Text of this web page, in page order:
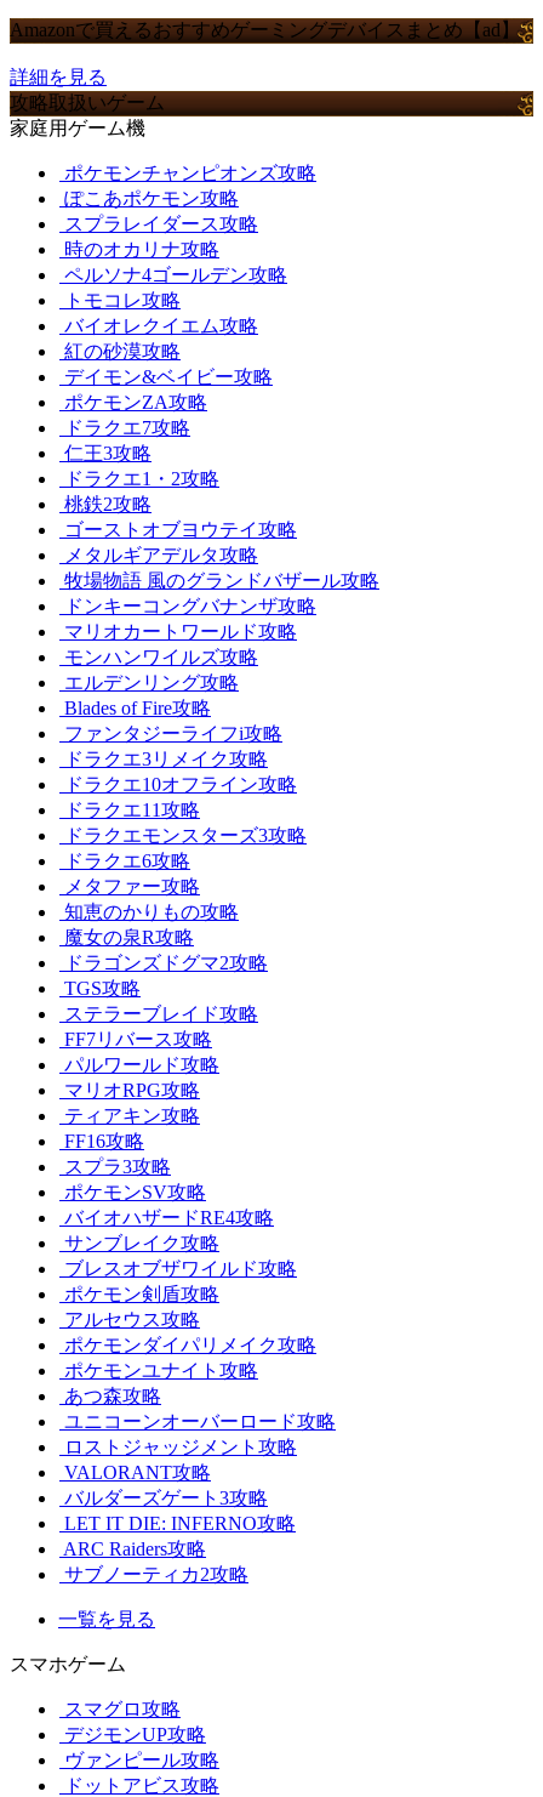
Amazonで買えるおすすめゲーミングデバイスまとめ【ad】
詳細を見る
攻略取扱いゲーム
家庭用ゲーム機
ポケモンチャンピオンズ攻略
ぽこあポケモン攻略
スプラレイダース攻略
時のオカリナ攻略
ペルソナ4ゴールデン攻略
トモコレ攻略
バイオレクイエム攻略
紅の砂漠攻略
デイモン&ベイビー攻略
ポケモンZA攻略
ドラクエ7攻略
仁王3攻略
ドラクエ1・2攻略
桃鉄2攻略
ゴーストオブヨウテイ攻略
メタルギアデルタ攻略
牧場物語 風のグランドバザール攻略
ドンキーコングバナンザ攻略
マリオカートワールド攻略
モンハンワイルズ攻略
エルデンリング攻略
Blades of Fire攻略
ファンタジーライフi攻略
ドラクエ3リメイク攻略
ドラクエ10オフライン攻略
ドラクエ11攻略
ドラクエモンスターズ3攻略
ドラクエ6攻略
メタファー攻略
知恵のかりもの攻略
魔女の泉R攻略
ドラゴンズドグマ2攻略
TGS攻略
ステラーブレイド攻略
FF7リバース攻略
パルワールド攻略
マリオRPG攻略
ティアキン攻略
FF16攻略
スプラ3攻略
ポケモンSV攻略
バイオハザードRE4攻略
サンブレイク攻略
ブレスオブザワイルド攻略
ポケモン剣盾攻略
アルセウス攻略
ポケモンダイパリメイク攻略
ポケモンユナイト攻略
あつ森攻略
ユニコーンオーバーロード攻略
ロストジャッジメント攻略
VALORANT攻略
バルダーズゲート3攻略
LET IT DIE: INFERNO攻略
ARC Raiders攻略
サブノーティカ2攻略
一覧を見る
スマホゲーム
スマグロ攻略
デジモンUP攻略
ヴァンピール攻略
ドットアビス攻略